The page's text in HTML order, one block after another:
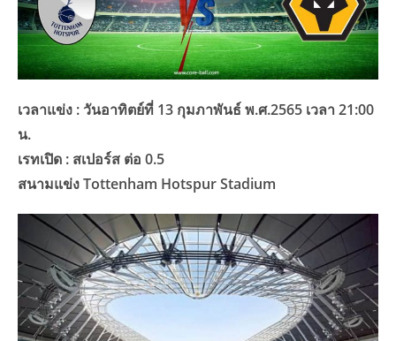
เวลาแข่ง : วันอาทิตย์ที่ 13 กุมภาพันธ์ พ.ศ.2565 เวลา 21:00
น.
เรทเปิด : สเปอร์ส ต่อ 0.5
สนามแข่ง Tottenham Hotspur Stadium